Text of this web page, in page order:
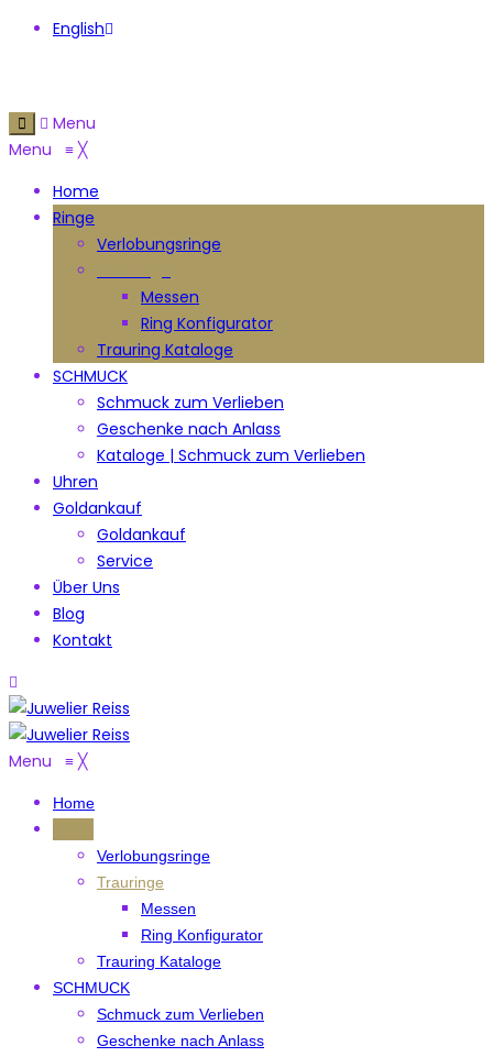
English
Menu
Menu ≡ ╳
Home
Ringe
Verlobungsringe
Messen
Ring Konfigurator
Trauring Kataloge
SCHMUCK
Schmuck zum Verlieben
Geschenke nach Anlass
Kataloge | Schmuck zum Verlieben
Uhren
Goldankauf
Goldankauf
Service
Über Uns
Blog
Kontakt
Menu ≡ ╳
Home
Verlobungsringe
Trauringe
Messen
Ring Konfigurator
Trauring Kataloge
SCHMUCK
Schmuck zum Verlieben
Geschenke nach Anlass